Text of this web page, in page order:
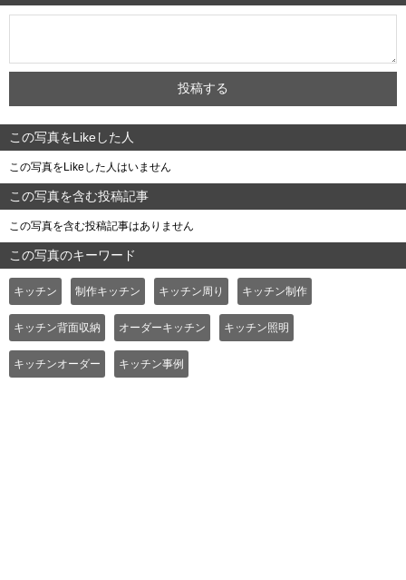
この写真をLikeした人
この写真をLikeした人はいません
この写真を含む投稿記事
この写真を含む投稿記事はありません
この写真のキーワード
キッチン 制作キッチン キッチン周り キッチン制作
キッチン背面収納 オーダーキッチン キッチン照明
キッチンオーダー キッチン事例